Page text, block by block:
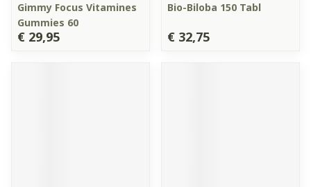
Gimmy Focus Vitamines
Gummies 60
€ 29,95
Bio-Biloba 150 Tabl
€ 32,75